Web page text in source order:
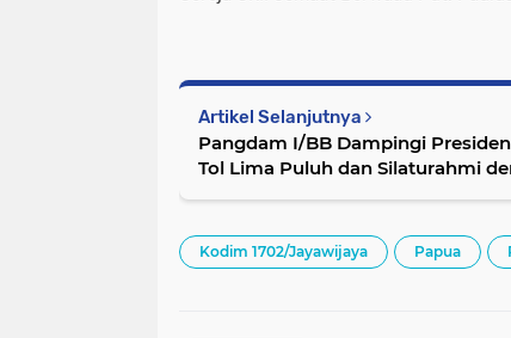
Artikel Selanjutnya
Pangdam I/BB Dampingi
Tol Lima Puluh dan Silaturahmi
Kodim 1702/Jayawijaya Papua